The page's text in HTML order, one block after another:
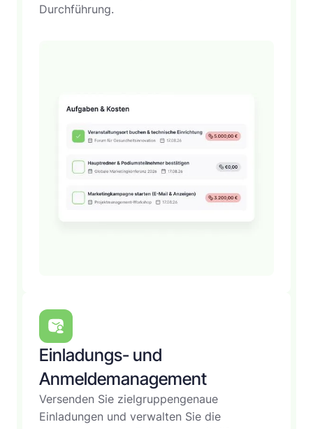
Durchführung.
Einladungs- und
Anmeldemanagement
Versenden Sie zielgruppengenaue
Einladungen und verwalten Sie die